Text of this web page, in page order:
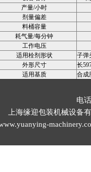
产量/小时
剂量偏差
料桶容量
耗气量/每分钟
工作电压
适用栓剂形状
子弹
外形尺寸
长
适用基质
合成
电
上海缘迎包装机械设